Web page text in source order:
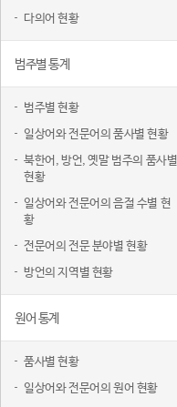
다의어 현황
범주별 통계
범주별 현황
일상어와 전문어의 품사별 현황
북한어, 방언, 옛말 범주의 품사별
현황
일상어와 전문어의 음절 수별 현
황
전문어의 전문 분야별 현황
방언의 지역별 현황
원어 통계
품사별 현황
일상어와 전문어의 원어 현황